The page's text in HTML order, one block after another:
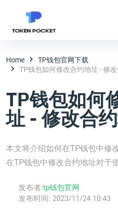
Home
TP钱包官网下载
TP钱包如何修改合约地址 - 修
TP钱包如何
址 - 修改合
本文将介绍如何在TP钱包中修
在TP钱包中修改合约地址对于
发布者:tp钱包官网
发布时间: 2023/11/24 10:43